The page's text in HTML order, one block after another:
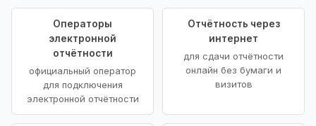
Операторы
электронной
отчётности
официальный оператор
для подключения
электронной отчётности
Отчётность через
интернет
для сдачи отчётности
онлайн без бумаги и
визитов